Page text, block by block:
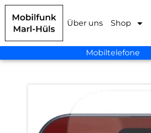
Über uns Shop
Mobiltelefone